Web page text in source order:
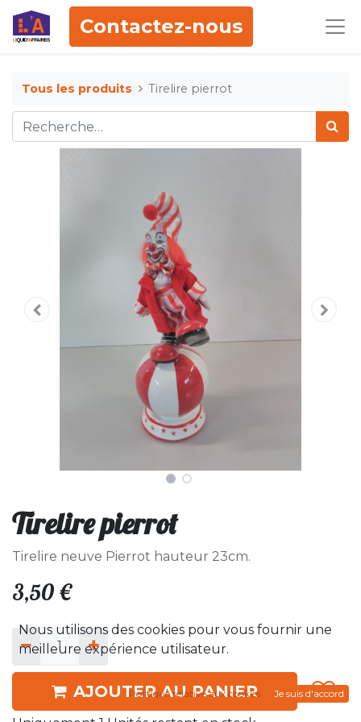
Contactez-nous
Tous les produits Tirelire pierrot
Tirelire pierrot
Tirelire neuve Pierrot hauteur 23cm.
3,50 €
AJOUTER AU PANIER
Nous utilisons des cookies pour vous fournir une
meilleure expérience utilisateur.
Politique relative aux cookies Je suis d'accord